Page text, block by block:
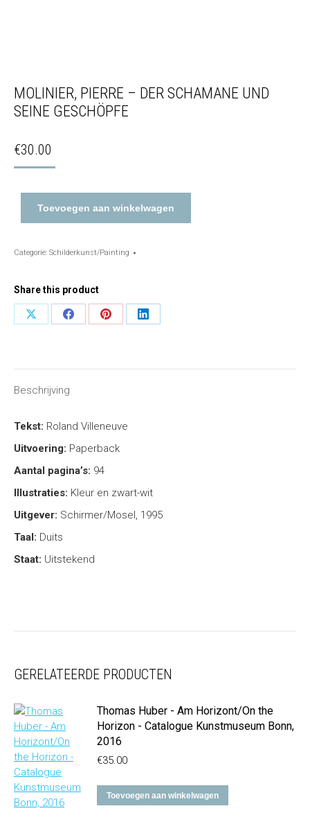
MOLINIER, PIERRE – DER SCHAMANE UND
SEINE GESCHÖPFE
€30.00
Toevoegen aan winkelwagen
Categorie: Schilderkunst/Painting
Share this product
Share
Share
Share
Share
Beschrijving
Tekst: Roland Villeneuve
Uitvoering: Paperback
Aantal pagina’s: 94
Illustraties: Kleur en zwart-wit
Uitgever: Schirmer/Mosel, 1995
Taal: Duits
Staat: Uitstekend
GERELATEERDE PRODUCTEN
Thomas Huber - Am Horizont/On the
Horizon - Catalogue Kunstmuseum Bonn,
2016
€35.00
Toevoegen aan winkelwagen